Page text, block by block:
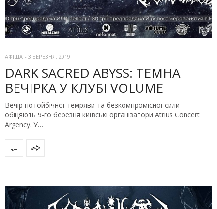
АФІША - 3 БЕРЕЗНЯ, 2019
DARK SACRED ABYSS: ТЕМНА
ВЕЧІРКА У КЛУБІ VOLUME
Вечір потойбічної темряви та безкомпромісної сили
обіцяють 9-го березня київські організатори Atrius Concert
Argency. У…